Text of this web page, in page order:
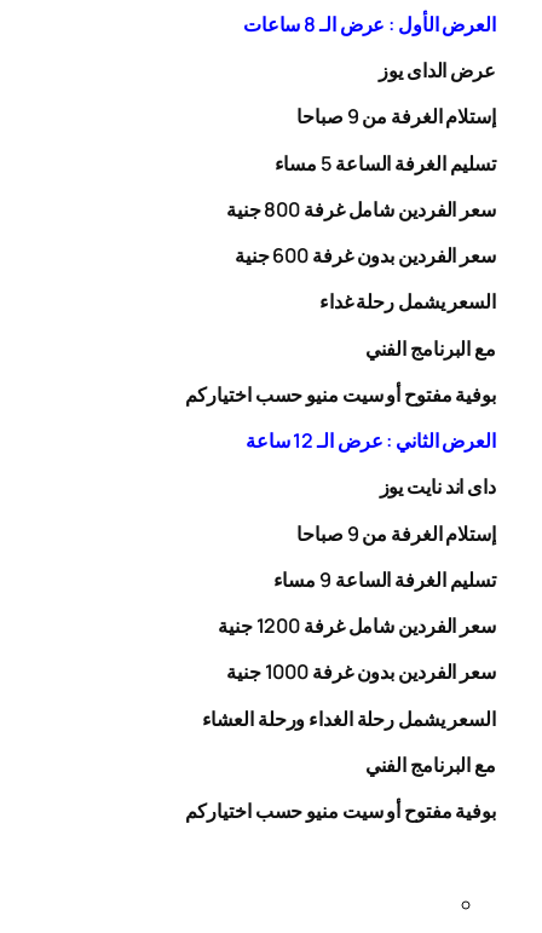
العرض الأول : عرض الـ 8 ساعات
عرض الداى يوز
إستلام الغرفة من 9 صباحا
تسليم الغرفة الساعة 5 مساء
سعر الفردين شامل غرفة
800 جنية
سعر الفردين بدون غرفة
600 جنية
السعر يشمل رحلةغداء
مع البرنامج الفني
بوفية مفتوح أو سيت منيو حسب اختياركم
العرض الثاني : عرض الـ 12 ساعة
داى اند نايت يوز
إستلام الغرفة من 9 صباحا
تسليم الغرفة الساعة 9 مساء
سعر الفردين شامل غرفة
1200
جنية
سعر الفردين بدون غرفة1000جنية
السعر يشمل رحلة الغداء ورحلة العشاء
مع البرنامج الفني
بوفية مفتوح أو سيت منيو حسب اختياركم